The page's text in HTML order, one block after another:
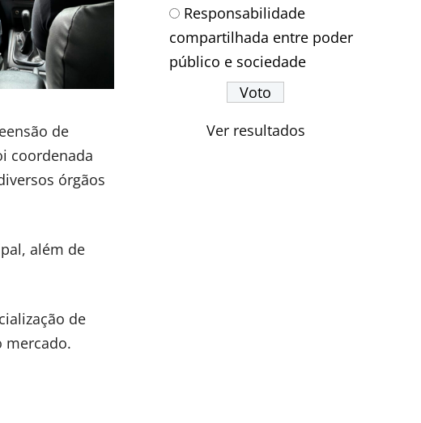
de
coordenada
órgãos
além de
de
mercado.
Responsabilidade
compartilhada entre poder
público e sociedade
Ver resultados